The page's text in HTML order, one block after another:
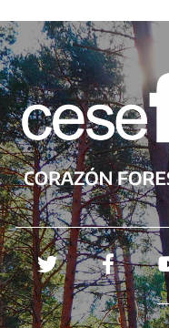
Redes sociales